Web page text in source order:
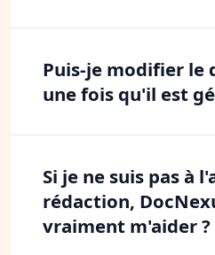
Puis-je modifier le
une fois qu'il est
Si je ne suis pas à
rédaction,
vraiment m'aider ?